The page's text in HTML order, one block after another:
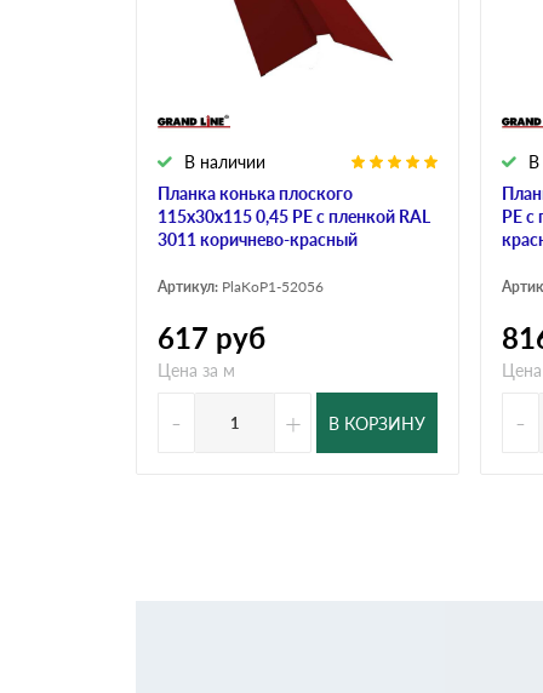
Планка конька плоского
115х30х115 0,45 PE с пленкой RAL
3011 коричнево-красный
В наличии
Артикул: PlaKoP1-52056
617 руб
Цена за м
- + В КОРЗИНУ
PE с
В
-